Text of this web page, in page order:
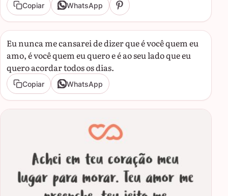
Copiar WhatsApp
Eu nunca me cansarei de dizer que é você quem eu
amo, é você quem eu quero e é ao seu lado que eu
quero acordar todos os dias.
Copiar WhatsApp